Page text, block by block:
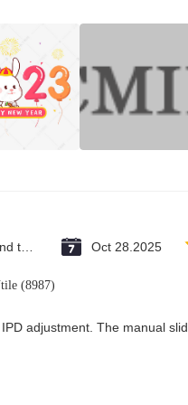
Oct 28.2025
(8987)
adjustment. The manual